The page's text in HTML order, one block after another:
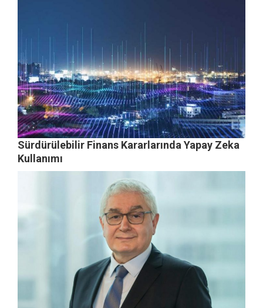
Sürdürülebilir Finans Kararlarında Yapay Zeka
Kullanımı